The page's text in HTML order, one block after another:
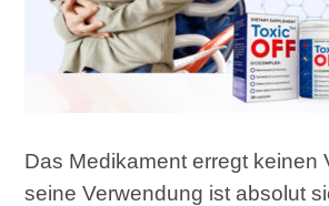
Das Medikament erregt keinen
seine Verwendung ist absolut